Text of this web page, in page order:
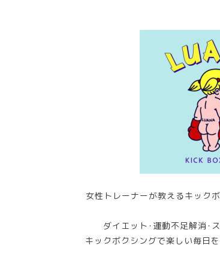
女性トレーナーが教えるキック
ダイエット･運動不足解消･
キックボクシングで楽しい毎日